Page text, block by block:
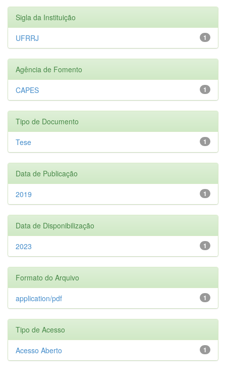
Sigla da Instituição
1
UFRRJ
Agência de Fomento
1
CAPES
Tipo de Documento
1
Tese
Data de Publicação
1
2019
Data de Disponibilização
1
2023
Formato do Arquivo
1
application/pdf
Tipo de Acesso
1
Acesso Aberto